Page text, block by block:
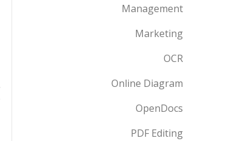
Management
Marketing
OCR
Online Diagram
OpenDocs
PDF Editing